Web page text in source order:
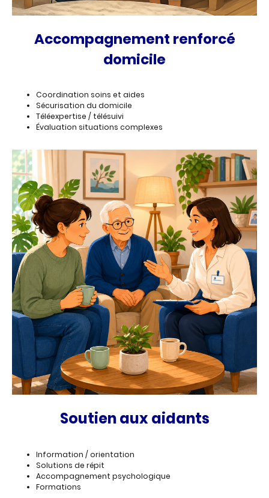
Accompagnement renforcé
domicile
Coordination soins et aides
Sécurisation du domicile
Téléexpertise / télésuivi
Évaluation situations complexes
Soutien aux aidants
Information / orientation
Solutions de répit
Accompagnement psychologique
Formations